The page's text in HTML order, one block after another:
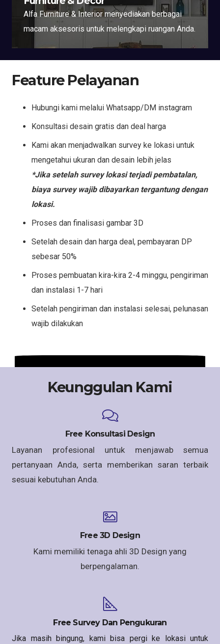
Alfa Furniture & Interior menyediakan berbagai
macam aksesoris untuk melengkapi ruangan Anda.
Feature Pelayanan
Hubungi kami melalui Whatsapp/DM instagram
Konsultasi desain gratis dan deal harga
Kami akan menjadwalkan survey ke lokasi untuk
mengetahui ukuran dan desain lebih jelas
*Jika setelah survey lokasi terjadi pembatalan,
biaya survey wajib dibayarkan tergantung dengan
lokasi.
Proses dan finalisasi gambar 3D
Setelah desain dan harga deal, pembayaran DP
sebesar 50%
Proses pembuatan kira-kira 2-4 minggu, pengiriman
dan instalasi 1-7 hari
Setelah pengiriman dan instalasi selesai, pelunasan
wajib dilakukan
Keunggulan Kami
Free Konsultasi Design
Layanan profesional untuk menjawab semua
pertanyaan Anda, serta memberikan saran terbaik
sesuai kebutuhan Anda.
Free 3D Design
Kami memiliki tenaga ahli 3D Design yang
berpengalaman.
Free Survey Dan Pengukuran
Jika masih bingung, kami bisa pergi ke lokasi untuk